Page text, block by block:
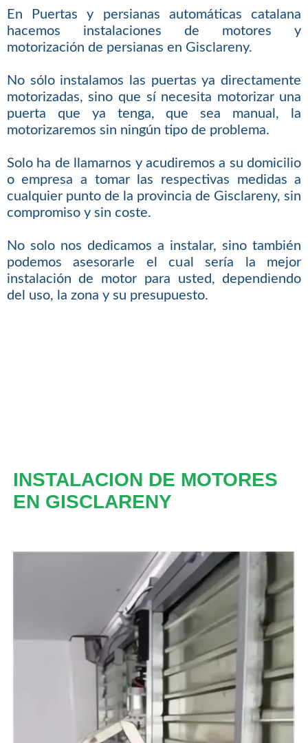
En Puertas y persianas automáticas catalana
hacemos instalaciones de motores y
motorización de persianas en Gisclareny.
No sólo instalamos las puertas ya directamente
motorizadas, sino que sí necesita motorizar una
puerta que ya tenga, que sea manual, la
motorizaremos sin ningún tipo de problema.
Solo ha de llamarnos y acudiremos a su domicilio
o empresa a tomar las respectivas medidas a
cualquier punto de la provincia de Gisclareny, sin
compromiso y sin coste.
No solo nos dedicamos a instalar, sino también
podemos asesorarle el cual sería la mejor
instalación de motor para usted, dependiendo
del uso, la zona y su presupuesto.
INSTALACION DE MOTORES
EN GISCLARENY